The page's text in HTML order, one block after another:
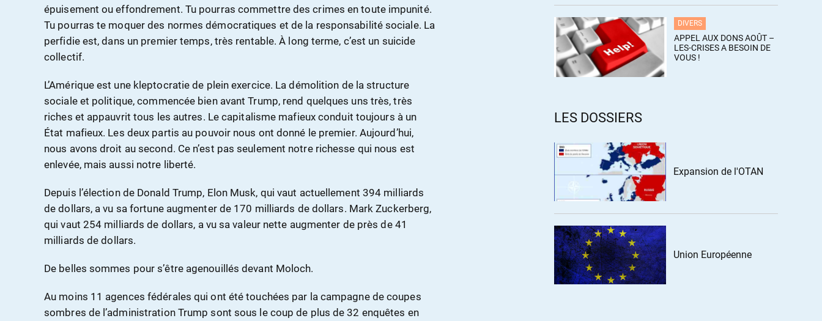
épuisement ou effondrement. Tu pourras commettre des crimes en toute impunité.
Tu pourras te moquer des normes démocratiques et de la responsabilité sociale. La
perfidie est, dans un premier temps, très rentable. À long terme, c’est un suicide
collectif.
L’Amérique est une kleptocratie de plein exercice. La démolition de la structure
sociale et politique, commencée bien avant Trump, rend quelques uns très, très
riches et appauvrit tous les autres. Le capitalisme mafieux conduit toujours à un
État mafieux. Les deux partis au pouvoir nous ont donné le premier. Aujourd’hui,
nous avons droit au second. Ce n’est pas seulement notre richesse qui nous est
enlevée, mais aussi notre liberté.
Depuis l’élection de Donald Trump, Elon Musk, qui vaut actuellement 394 milliards
de dollars, a vu sa fortune augmenter de 170 milliards de dollars. Mark Zuckerberg,
qui vaut 254 milliards de dollars, a vu sa valeur nette augmenter de près de 41
milliards de dollars.
De belles sommes pour s’être agenouillés devant Moloch.
Au moins 11 agences fédérales qui ont été touchées par la campagne de coupes
sombres de l’administration Trump sont sous le coup de plus de 32 enquêtes en
DIVERS
APPEL AUX DONS AOÛT –
LES-CRISES A BESOIN DE
VOUS !
LES DOSSIERS
Expansion de l'OTAN
Union Européenne